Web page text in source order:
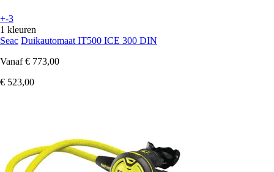
+-3
1 kleuren
Seac Duikautomaat IT500 ICE 300 DIN
Vanaf € 773,00
€ 523,00